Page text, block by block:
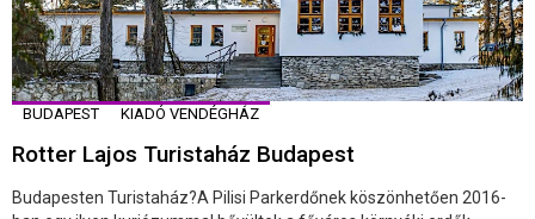
BUDAPEST KIADÓ VENDÉGHÁZ
Rotter Lajos Turistaház Budapest
Budapesten Turistaház?A Pilisi Parkerdőnek köszönhetően 2016-